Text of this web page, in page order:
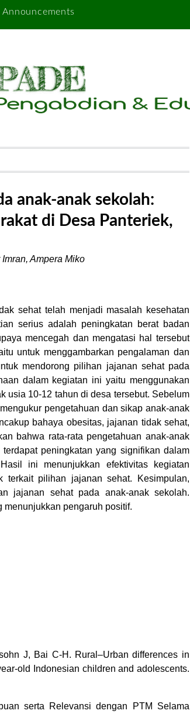
Announcements
anak-anak sekolah:
di Desa Panteriek,
Ampera Miko
sehat telah menjadi masalah kesehatan
serius adalah peningkatan berat badan
mencegah dan mengatasi hal tersebut
untuk menggambarkan pengalaman dan
mendorong pilihan jajanan sehat pada
dalam kegiatan ini yaitu menggunakan
usia 10-12 tahun di desa tersebut. Sebelum
pengetahuan dan sikap anak-anak
bahaya obesitas, jajanan tidak sehat,
bahwa rata-rata pengetahuan anak-anak
peningkatan yang signifikan dalam
ini menunjukkan efektivitas kegiatan
terkait pilihan jajanan sehat. Kesimpulan,
jajanan sehat pada anak-anak sekolah.
menunjukkan pengaruh positif.
J, Bai C-H. Rural–Urban differences in
old Indonesian children and adolescents.
serta Relevansi dengan PTM Selama